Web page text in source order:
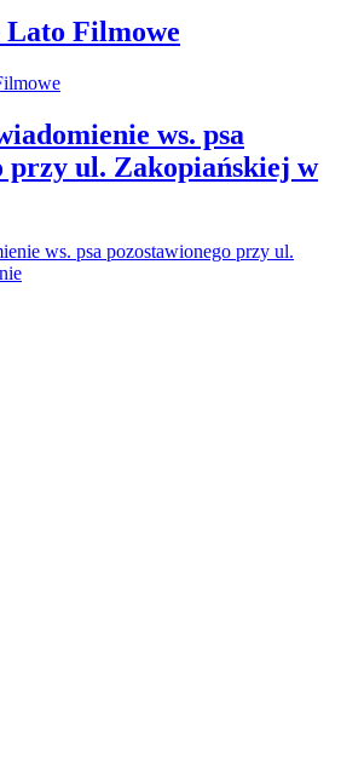
Lato Filmowe
ws. psa
przy ul. Zakopiańskiej w